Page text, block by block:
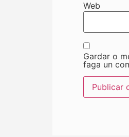
Web
Gardar o
faga un